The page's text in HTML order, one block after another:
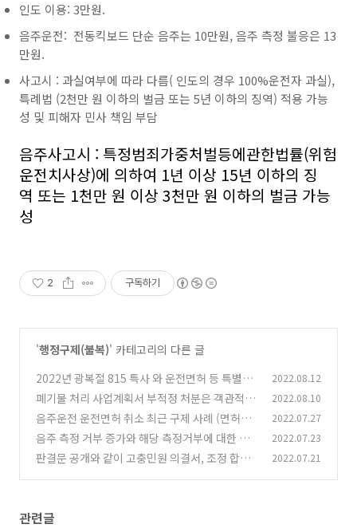
인도 이용: 3만원.
음주운전: 전동킥보드 단순 음주는 10만원, 음주 측정 불응은 13
만원.
사고시 : 과실여부에 따라 다름( 인도의 경우 100%운전자 과실),
특례법 (2천만 원 이하의 벌금 또는 5년 이하의 징역) 적용 가능
성 및 피해자 민사 책임 부담
음주사고시 : 특정범죄가중처벌등에관한법률(위험
운전치사상)에 의하여 1년 이상 15년 이하의 징
역 또는 1천만 원 이상 3천만 원 이하의 벌금 가능
성
2 구독하기
'행정구제(불복)' 카테고리의 다른 글
2022년 광복절 815 특사 와 운전면허 등 특별사
면 정리 - 음주운전은 제외? (0)
2022.08.12
폐기물 처리 사업계획서 부적정 처분은 객관적ㆍ
합리적 기준 없이 행해진 경우 위법하여 행정심판
으로 구제 - 청주행정사
(0)
2022.08.10
음주운전 운전면허 취소 최근 구제 사례 (면허취
소 에서 110일 면허 정지 , 운전면허 취소의 취소)
(0)
2022.07.27
음주 측정 거부 증가와 해당 측정거부에 대한 면
허 취소 처벌 (0)
2022.07.23
판결문 공개와 같이 고충민원 의결서, 조정 합의
2022.07.21
관련글